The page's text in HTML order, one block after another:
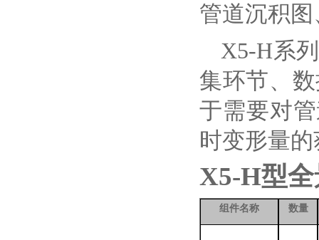
管道沉积
X5-H系
集环节、
于需要对
时变形量
X5-H型
组件名称 数量